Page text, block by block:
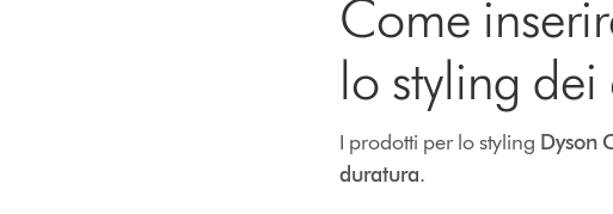
Come
lo styling
I prodotti per lo styling Dyson
duratura.